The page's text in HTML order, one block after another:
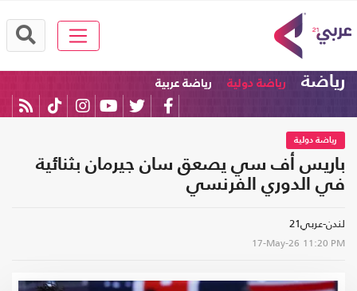
رياضة رياضة دولية رياضة عربية
رياضة دولية
باريس أف سي يصعق سان جيرمان بثنائية
في الدوري الفرنسي
لندن-عربي21
17-May-26 11:20 PM